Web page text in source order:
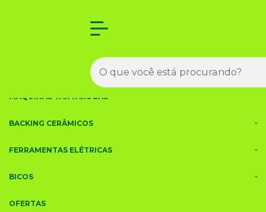
MÁQUINAS DE SOLDAS
MÁQUINAS TARTARUGAS
BACKING CERÂMICOS
FERRAMENTAS ELÉTRICAS
BICOS
OFERTAS